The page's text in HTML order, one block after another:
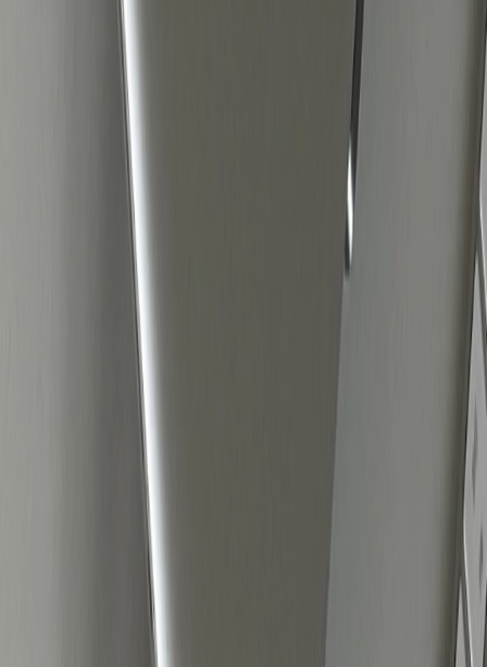
Dit betekent dat de strategieën die een paar jaar
geleden nog succesvol waren, inmiddels
achterhaald kunnen zijn.
Wat werkt dan wel in 2025? In deze blog delen we
de belangrijkste inzichten over hoe je Meta Ads slim
inzet voor maximale impact.
Brede targeting presteert beter
Veel adverteerders zijn gewend om hun doelgroep
tot in detail af te bakenen op basis van interesses,
gedragingen en demografische gegevens. In de
praktijk blijkt dit niet langer nodig. Meta’s algoritme
is inmiddels erg goed in het herkennen van
patronen en koopintenties, waardoor brede
targeting in veel gevallen beter presteert dan
handmatig geselecteerde doelgroepen.
Wat wel werkt, is het instellen van een paar
basiscriteria zoals: